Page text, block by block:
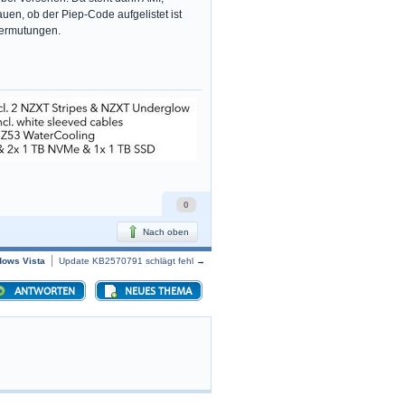
ob der Piep-Code aufgelistet ist
0
Nach oben
Vista Update KB2570791 schlägt fehl →
NEUES THEMA
ANTWORTEN